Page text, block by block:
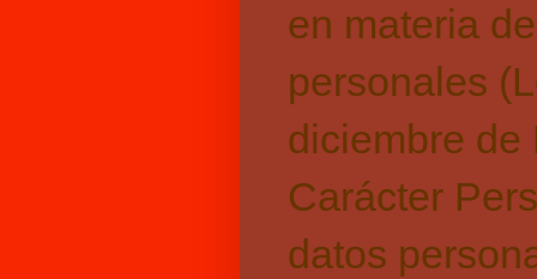
en materia
personales
diciembre de
Carácter
datos